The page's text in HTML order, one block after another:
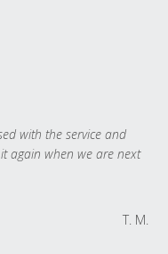
with the service and
again when we are next
T. M.